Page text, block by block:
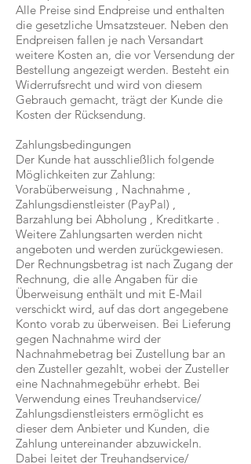
Alle Preise sind Endpreise und enthalten
die gesetzliche Umsatzsteuer. Neben den
Endpreisen fallen je nach Versandart
weitere Kosten an, die vor Versendung der
Bestellung angezeigt werden. Besteht ein
Widerrufsrecht und wird von diesem
Gebrauch gemacht, trägt der Kunde die
Kosten der Rücksendung.
Zahlungsbedingungen
Der Kunde hat ausschließlich folgende
Möglichkeiten zur Zahlung:
Vorabüberweisung , Nachnahme ,
Zahlungsdienstleister (PayPal) ,
Barzahlung bei Abholung , Kreditkarte .
Weitere Zahlungsarten werden nicht
angeboten und werden zurückgewiesen.
Der Rechnungsbetrag ist nach Zugang der
Rechnung, die alle Angaben für die
Überweisung enthält und mit E-Mail
verschickt wird, auf das dort angegebene
Konto vorab zu überweisen. Bei Lieferung
gegen Nachnahme wird der
Nachnahmebetrag bei Zustellung bar an
den Zusteller gezahlt, wobei der Zusteller
eine Nachnahmegebühr erhebt. Bei
Verwendung eines Treuhandservice/
Zahlungsdienstleisters ermöglicht es
dieser dem Anbieter und Kunden, die
Zahlung untereinander abzuwickeln.
Dabei leitet der Treuhandservice/